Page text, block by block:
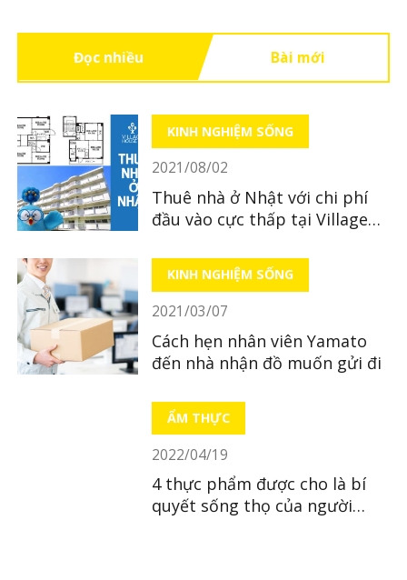
Đọc nhiều Bài mới
KINH NGHIỆM SỐNG
2021/08/02
Thuê nhà ở Nhật với chi phí
đầu vào cực thấp tại Village
KINH NGHIỆM SỐNG
2021/03/07
Cách hẹn nhân viên Yamato
đến nhà nhận đồ muốn gửi đi
ẨM THỰC
2022/04/19
4 thực phẩm được cho là bí
quyết sống thọ của người